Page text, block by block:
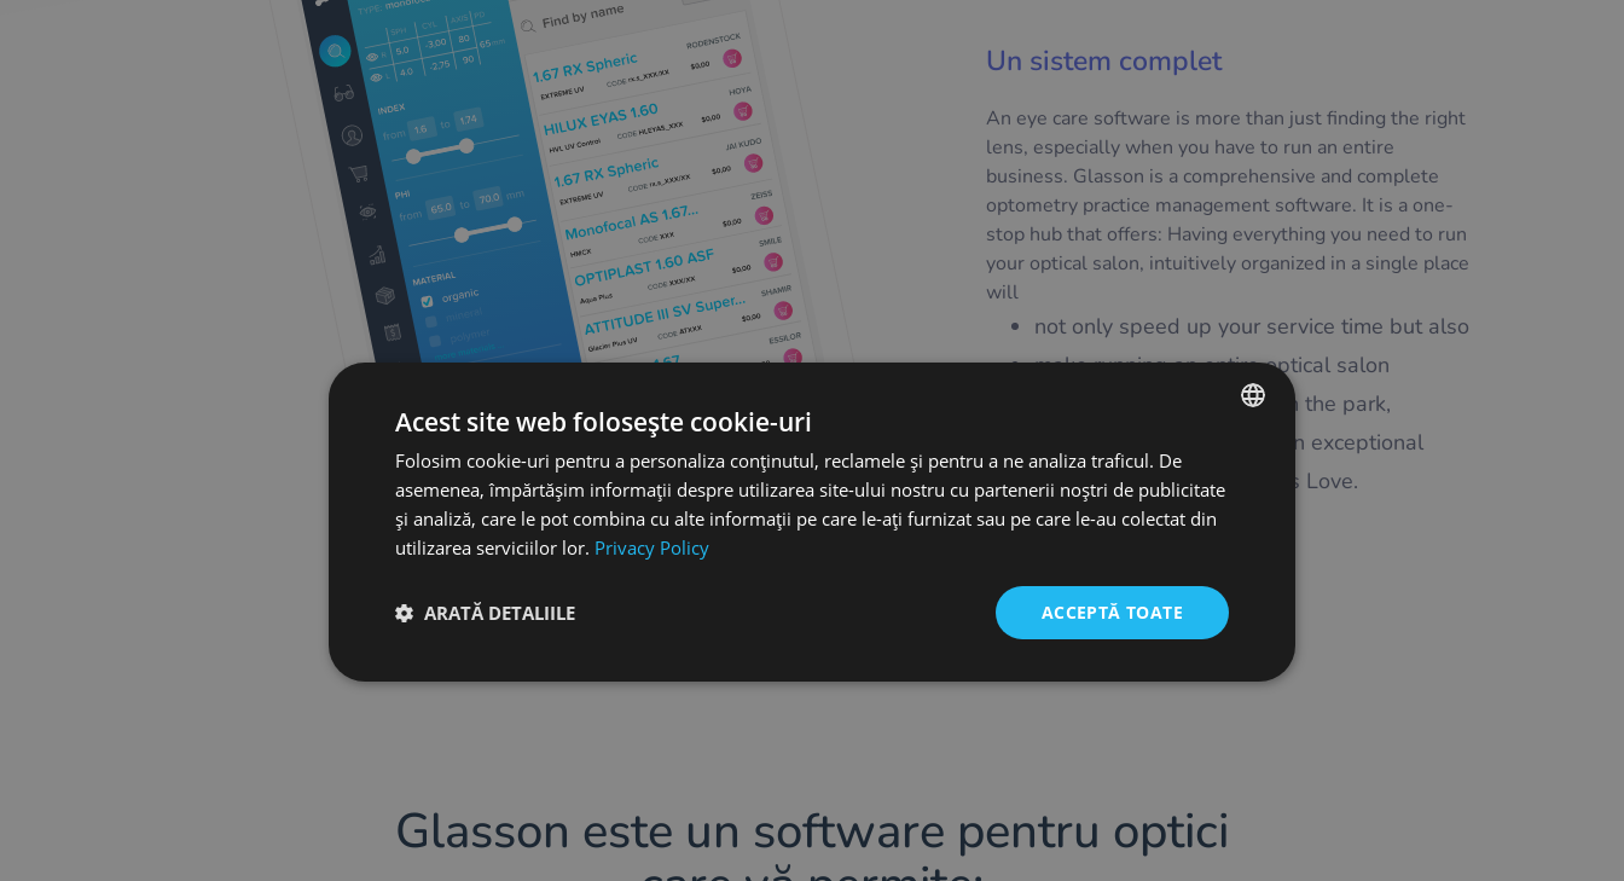
Un sistem complet
An eye care software is more than just finding the right
lens, especially when you have to run an entire
business. Glasson is a comprehensive and complete
optometry practice management software. It is a one-
stop hub that offers: Having everything you need to run
your optical salon, intuitively organized in a single place
will
not only speed up your service time but also
make running an entire optical salon
business feel like a walk in the park,
all the while maintaining an exceptional
quality that your customers Love.
Glasson este un software pentru optici
ENGLISH
POLISH
SPANISH
PORTUGUESE
Acest site web folosește cookie-uri
Folosim cookie-uri pentru a personaliza conținutul, reclamele și pentru a ne analiza traficul. De
asemenea, împărtășim informații despre utilizarea site-ului nostru cu partenerii noștri de publicitate
și analiză, care le pot combina cu alte informații pe care le-ați furnizat sau pe care le-au colectat din
utilizarea serviciilor lor. Privacy Policy
ACCEPTĂ TOATE
ARATĂ DETALIILE